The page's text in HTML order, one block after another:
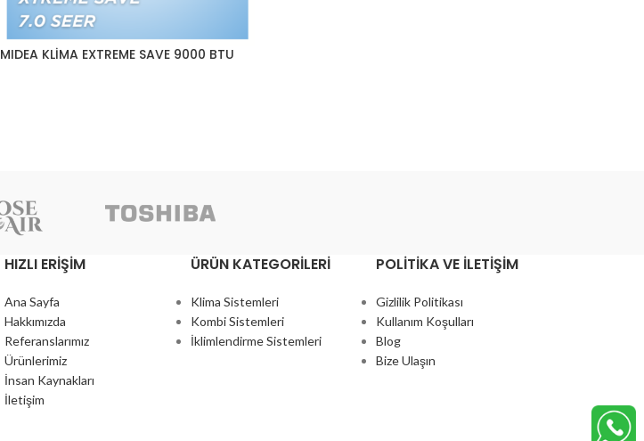
MIDEA KLİMA EXTREME SAVE 9000 BTU
HIZLI ERIŞIM
Ana Sayfa
Hakkımızda
Referanslarımız
Ürünlerimiz
İnsan Kaynakları
İletişim
ÜRÜN KATEGORILERI
Klima Sistemleri
Kombi Sistemleri
İklimlendirme Sistemleri
POLITIKA VE İLETIŞIM
Gizlilik Politikası
Kullanım Koşulları
Blog
Bize Ulaşın